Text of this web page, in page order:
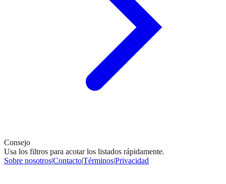
Consejo
Usa los filtros para acotar los listados rápidamente.
Sobre nosotros|Contacto|Términos|Privacidad